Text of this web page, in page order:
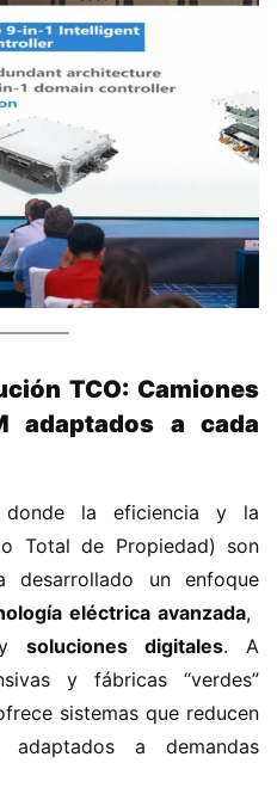
TCO: Camiones
adaptados a cada
la eficiencia y la
Total de Propiedad) son
desarrollado un enfoque
eléctrica avanzada​​, ​
​soluciones digitales​​. A
y fábricas “verdes”
sistemas que reducen
adaptados a demandas